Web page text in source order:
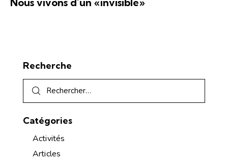
Recherche
Catégories
Activités
Articles